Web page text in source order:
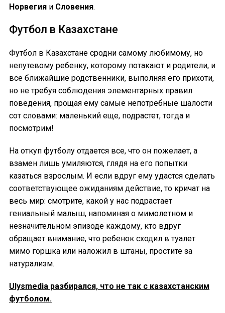
Норвегия и Словения.
Футбол в Казахстане
Футбол в Казахстане сродни самому любимому, но
непутевому ребенку, которому потакают и родители, и
все ближайшие родственники, выполняя его прихоти,
но не требуя соблюдения элементарных правил
поведения, прощая ему самые непотребные шалости
сот словами: маленький еще, подрастет, тогда и
посмотрим!
На откуп футболу отдается все, что он пожелает, а
взамен лишь умиляются, глядя на его попытки
казаться взрослым. И если вдруг ему удастся сделать
соответствующее ожиданиям действие, то кричат на
весь мир: смотрите, какой у нас подрастает
гениальный малыш, напоминая о мимолетном и
незначительном эпизоде каждому, кто вдруг
обращает внимание, что ребенок сходил в туалет
мимо горшка или наложил в штаны, простите за
натурализм.
Ulysmedia разбирался, что не так с казахстанским
футболом.